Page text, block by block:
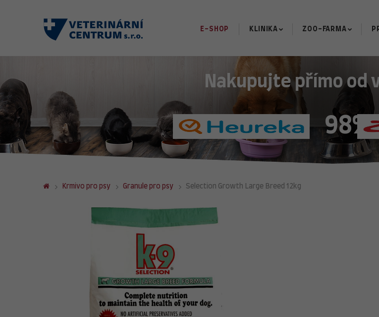
E-SHOP KLINIKA ZOO-FARMA
Nakupujte přímo od
98%
Krmivo pro psy Granule pro psy Selection Growth Large Breed 12kg